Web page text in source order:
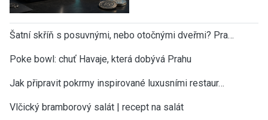
Šatní skříň s posuvnými, nebo otočnými dveřmi? Pra…
Poke bowl: chuť Havaje, která dobývá Prahu
Jak připravit pokrmy inspirované luxusními restaur…
Vlčický bramborový salát | recept na salát